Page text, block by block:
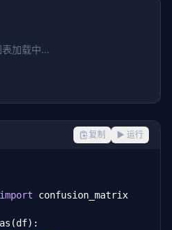
表加载中…
复制 ▶ 运行
import confusion_matrix